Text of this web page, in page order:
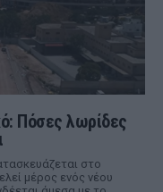
Πόσες λωρίδες
στο
μέρος ενός νέου